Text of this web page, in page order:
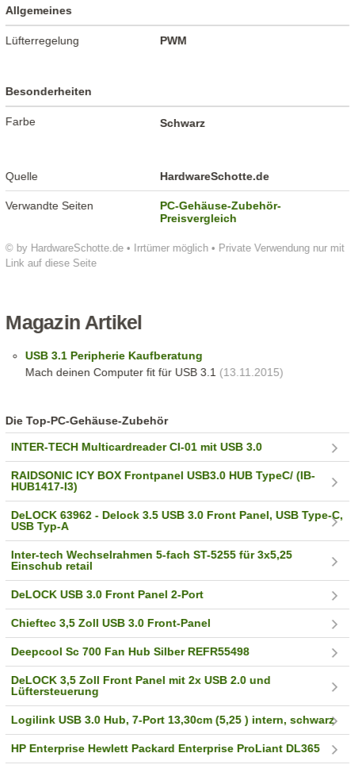
© by HardwareSchotte.de • Irrtümer möglich • Private Verwendung nur mit
Link auf diese Seite
Allgemeines
Lüfterregelung PWM
Besonderheiten
Farbe Schwarz
Quelle HardwareSchotte.de
Verwandte Seiten
PC-Gehäuse-Zubehör-
Preisvergleich
Magazin Artikel
USB 3.1 Peripherie Kaufberatung
Mach deinen Computer fit für USB 3.1 (13.11.2015)
Die Top-PC-Gehäuse-Zubehör
INTER-TECH Multicardreader CI-01 mit USB 3.0
RAIDSONIC ICY BOX Frontpanel USB3.0 HUB TypeC/ (IB-
HUB1417-I3)
DeLOCK 63962 - Delock 3.5 USB 3.0 Front Panel, USB Type-C,
USB Typ-A
Inter-tech Wechselrahmen 5-fach ST-5255 für 3x5,25
Einschub retail
DeLOCK USB 3.0 Front Panel 2-Port
Chieftec 3,5 Zoll USB 3.0 Front-Panel
Deepcool Sc 700 Fan Hub Silber REFR55498
DeLOCK 3,5 Zoll Front Panel mit 2x USB 2.0 und
Lüftersteuerung
Logilink USB 3.0 Hub, 7-Port 13,30cm (5,25 ) intern, schwarz
HP Enterprise Hewlett Packard Enterprise ProLiant DL365